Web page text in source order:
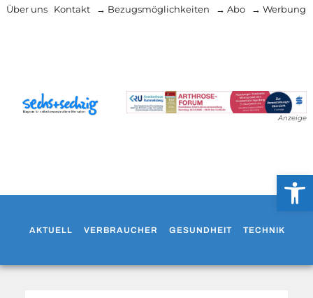
Über uns Kontakt → Bezugsmöglichkeiten → Abo → Werbung
Anzeige
AKTUELL VERBRAUCHER GESUNDHEIT TECHNIK